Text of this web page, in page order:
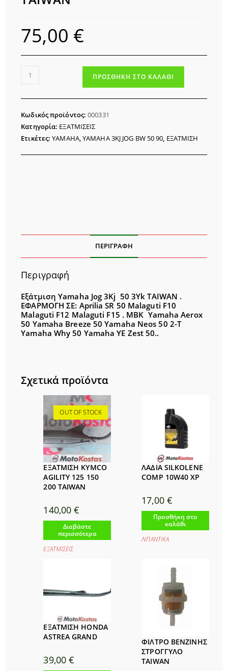
75,00 €
ΕΞΑΤΜΙΣΗ
JOG
50
TAIWAN
ΠΡΟΣΘΉΚΗ ΣΤΟ ΚΑΛΆΘΙ
Κωδικός προϊόντος:000331
Κατηγορία: ΕΞΑΤΜΙΣΕΙΣ
Ετικέτες:YAMAHA,YAMAHA 3KJ JOG BW 50 90, ΕΞΑΤΜΙΣΗ
ΠΕΡΙΓΡΑΦΉ
Περιγραφή
Εξάτμιση Yamaha Jog 3Kj 50 3Υk TAIWAN .
ΕΦΑΡΜΟΓΗ ΣΕ: Aprilia SR 50 Malaguti F10
Malaguti F12 Malaguti F15 . MBK Yamaha Aerox
50 Yamaha Breeze 50 Yamaha Neos 50 2-T
Yamaha Why 50 Yamaha YE Zest 50..
Σχετικά προϊόντα
OUT OF STOCK
ΕΞΑΤΜΙΣΗ KYMCO
AGILITY 125 150
200 TAIWAN
140,00€
Διαβάστε
περισσότερα
ΕΞΑΤΜΙΣΕΙΣ
ΛΑΔΙΑ SILKOLENE
COMP 10W40 XP
17,00 €
Προσθήκη στο
καλάθι
ΛΙΠΑΝΤΙΚΑ
ΕΞΑΤΜΙΣΗ HONDA
ASTREA GRAND
39,00€
ΦΙΛΤΡΟ ΒΕΝΖΙΝΗΣ
ΣΤΡΟΓΓΥΛΟ
TAIWAN